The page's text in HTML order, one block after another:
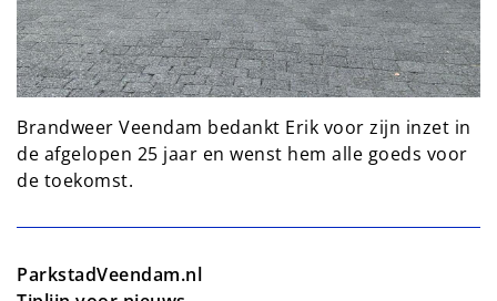
Brandweer Veendam bedankt Erik voor zijn inzet in
de afgelopen 25 jaar en wenst hem alle goeds voor
de toekomst.
ParkstadVeendam.nl